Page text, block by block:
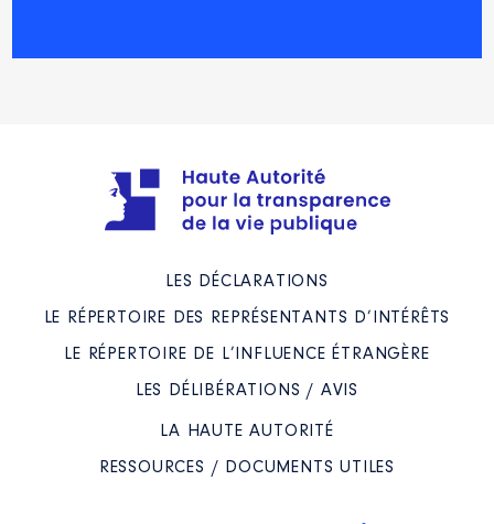
LES DÉCLARATIONS
LE RÉPERTOIRE DES REPRÉSENTANTS D’INTÉRÊTS
LE RÉPERTOIRE DE L’INFLUENCE ÉTRANGÈRE
LES DÉLIBÉRATIONS / AVIS
LA HAUTE AUTORITÉ
RESSOURCES / DOCUMENTS UTILES